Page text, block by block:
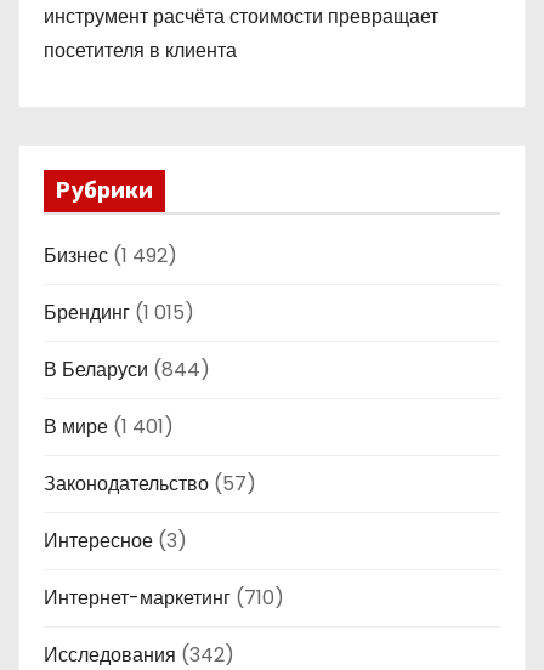
инструмент расчёта стоимости превращает
посетителя в клиента
Рубрики
Бизнес (1 492)
Брендинг (1 015)
В Беларуси (844)
В мире (1 401)
Законодательство (57)
Интересное (3)
Интернет-маркетинг (710)
Исследования (342)